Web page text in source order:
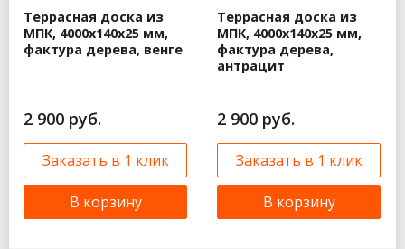
Террасная доска из
МПК, 4000x140x25 мм,
фактура дерева, венге
2 900 руб.
Заказать в 1 клик
В корзину
Террасная доска из
МПК, 4000x140x25 мм,
фактура дерева,
антрацит
2 900 руб.
Заказать в 1 клик
В корзину